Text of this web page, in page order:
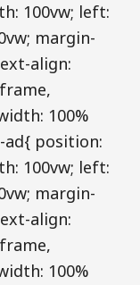
100vw; left:
margin-
align:
100%
position:
100vw; left:
margin-
align:
100%